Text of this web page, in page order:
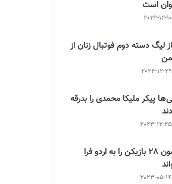
است
2022-12-10
لیگ دسته دوم فوتبال زنان از
2024-12-29
پیکر ملیکا محمدی را بدرقه
2023-12-25
آزمون 28 بازیکن را به اردو فرا
2023-05-14